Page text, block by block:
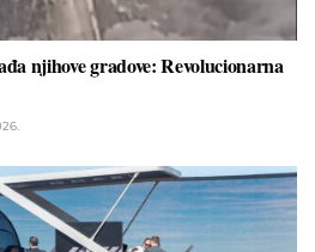
njihove gradove: Revolucionarna